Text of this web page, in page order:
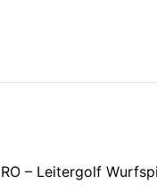
– Leitergolf